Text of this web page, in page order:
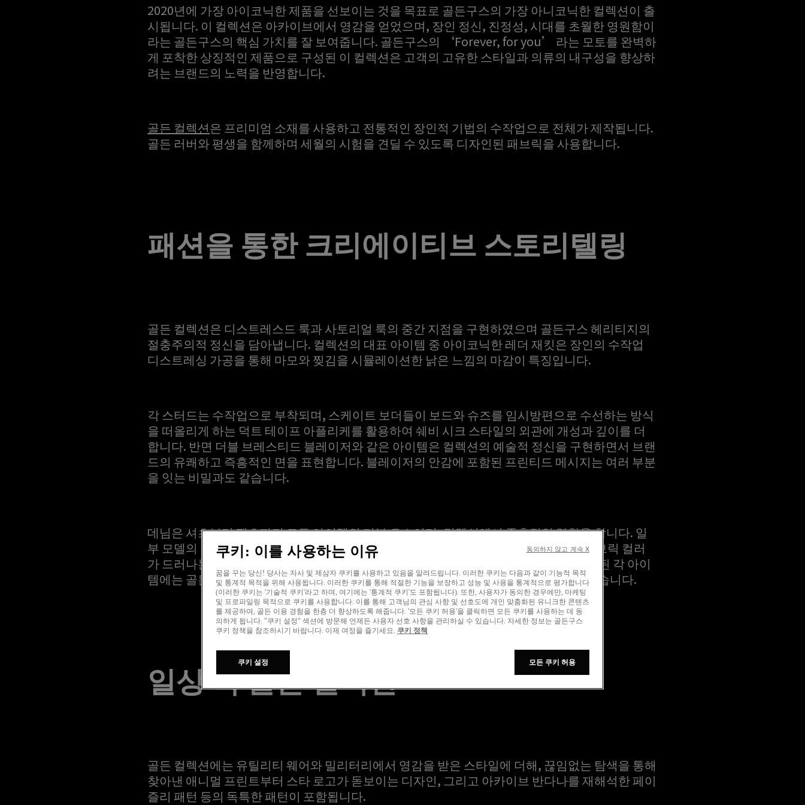
2020년에 가장 아이코닉한 제품을 선보이는 것을 목표로 골든구스의 가장 아니코닉한 컬렉션이 출
시됩니다. 이 컬렉션은 아카이브에서 영감을 얻었으며, 장인 정신, 진정성, 시대를 초월한 영원함이
라는 골든구스의 핵심 가치를 잘 보여줍니다. 골든구스의 ‘Forever, for you’ 라는 모토를 완벽하
게 포착한 상징적인 제품으로 구성된 이 컬렉션은 고객의 고유한 스타일과 의류의 내구성을 향상하
려는 브랜드의 노력을 반영합니다.
골든 컬렉션은 프리미엄 소재를 사용하고 전통적인 장인적 기법의 수작업으로 전체가 제작됩니다.
골든 러버와 평생을 함께하며 세월의 시험을 견딜 수 있도록 디자인된 패브릭을 사용합니다.
패션을 통한 크리에이티브 스토리텔링
골든 컬렉션은 디스트레스드 룩과 사토리얼 룩의 중간 지점을 구현하였으며 골든구스 헤리티지의
절충주의적 정신을 담아냅니다. 컬렉션의 대표 아이템 중 아이코닉한 레더 재킷은 장인의 수작업
디스트레싱 가공을 통해 마모와 찢김을 시뮬레이션한 낡은 느낌의 마감이 특징입니다.
각 스터드는 수작업으로 부착되며, 스케이트 보더들이 보드와 슈즈를 임시방편으로 수선하는 방식
을 떠올리게 하는 덕트 테이프 아플리케를 활용하여 쉐비 시크 스타일의 외관에 개성과 깊이를 더
합니다. 반면 더블 브레스티드 블레이저와 같은 아이템은 컬렉션의 예술적 정신을 구현하면서 브랜
드의 유쾌하고 즉흥적인 면을 표현합니다. 블레이저의 안감에 포함된 프린티드 메시지는 여러 부분
을 잇는 비밀과도 같습니다.
데님은 셔츠부터 팬츠까지 모든 아이템의 기본 요소이며, 컬렉션에서 중추적인 역할을 합니다. 일
부 모델의 경우 허리 밴드에서 브랜드 패치를 의도적으로 제거하여 세탁 후에 원래의 패브릭 컬러
가 드러나는 컨트래스팅 효과를 연출합니다. 제작 공정 및 관련 가공의 모든 측면이 포함된 각 아이
템에는 골든 러버를 비롯하여 전 세계 사람들과 나누고 싶은 또 하나의 스토리가 담겨 있습니다.
일상 속 골든 컬렉션
골든 컬렉션에는 유틸리티 웨어와 밀리터리에서 영감을 받은 스타일에 더해, 끊임없는 탐색을 통해
찾아낸 애니멀 프린트부터 스타 로고가 돋보이는 디자인, 그리고 아카이브 반다나를 재해석한 페이
즐리 패턴 등의 독특한 패턴이 포함됩니다.
쿠키: 이를 사용하는 이유
꿈을 꾸는 당신! 당사는 자사 및 제삼자 쿠키를 사용하고 있음을 알려드립니다. 이러한 쿠키는 다음과 같이 기능적 목적
및 통계적 목적을 위해 사용됩니다. 이러한 쿠키를 통해 적절한 기능을 보장하고 성능 및 사용을 통계적으로 평가합니다
(이러한 쿠키는 '기술적 쿠키'라고 하며, 여기에는 '통계적 쿠키'도 포함됩니다). 또한, 사용자가 동의한 경우에만, 마케팅
및 프로파일링 목적으로 쿠키를 사용합니다. 이를 통해 고객님의 관심 사항 및 선호도에 개인 맞춤화된 유니크한 콘텐츠
를 제공하여, 골든 이용 경험을 한층 더 향상하도록 해줍니다. '모든 쿠키 허용'을 클릭하면 모든 쿠키를 사용하는 데 동
의하게 됩니다. "쿠키 설정" 섹션에 방문해 언제든 사용자 선호 사항을 관리하실 수 있습니다. 자세한 정보는 골든구스
쿠키 정책을 참조하시기 바랍니다. 이제 여정을 즐기세요. 쿠키 정책
쿠키 설정 모든 쿠키 허용
동의하지 않고 계속 X